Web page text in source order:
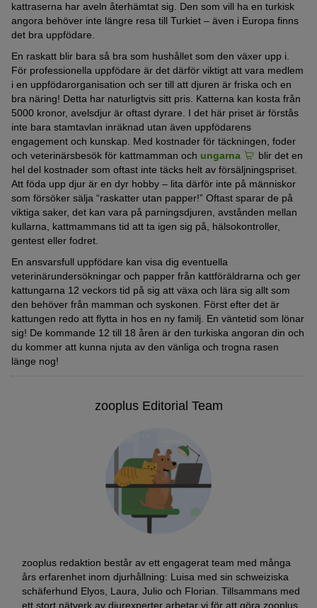
kattraserna har aveln återhämtat sig. Den som vill ha en turkisk
angora behöver inte längre resa till Turkiet – även i Europa finns
det bra uppfödare.
En raskatt blir bara så bra som hushållet som den växer upp i.
För professionella uppfödare är det därför viktigt att vara medlem
i en uppfödarorganisation och ser till att djuren är friska och en
bra näring! Detta har naturligtvis sitt pris. Katterna kan kosta från
5000 kronor, avelsdjur är oftast dyrare. I det här priset är förstås
inte bara stamtavlan inräknad utan även uppfödarens
engagement och kunskap. Med kostnader för täckningen, foder
och veterinärsbesök för kattmamman och ungarna
blir det en
hel del kostnader som oftast inte täcks helt av försäljningspriset.
Att föda upp djur är en dyr hobby – lita därför inte på människor
som försöker sälja “raskatter utan papper!” Oftast sparar de på
viktiga saker, det kan vara på parningsdjuren, avstånden mellan
kullarna, kattmammans tid att ta igen sig på, hälsokontroller,
gentest eller fodret.
En ansvarsfull uppfödare kan visa dig eventuella
veterinärundersökningar och papper från kattföräldrarna och ger
kattungarna 12 veckors tid på sig att växa och lära sig allt som
den behöver från mamman och syskonen. Först efter det är
kattungen redo att flytta in hos en ny familj. En väntetid som lönar
sig! De kommande 12 till 18 åren är den turkiska angoran din och
du kommer att kunna njuta av den vänliga och trogna rasen
länge nog!
zooplus Editorial Team
zooplus redaktion består av ett engagerat team med många
års erfarenhet inom djurhållning: Luisa med sin schweiziska
schäferhund Elyos, Laura, Julio och Florian. Tillsammans med
ett stort nätverk av djurexperter arbetar vi för att göra zooplus